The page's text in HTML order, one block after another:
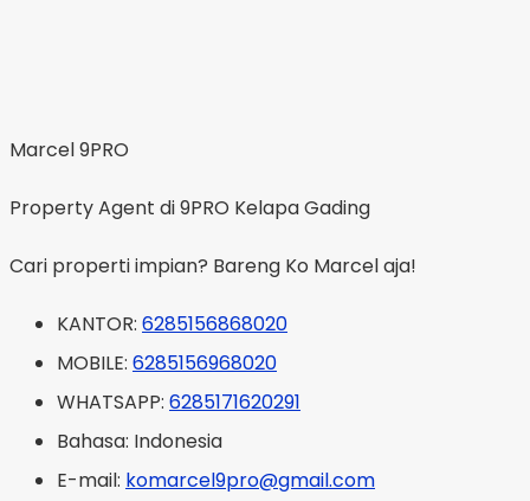
Marcel 9PRO
Property Agent di 9PRO Kelapa Gading
Cari properti impian? Bareng Ko Marcel aja!
KANTOR: 6285156868020
MOBILE: 6285156968020
WHATSAPP: 6285171620291
Bahasa: Indonesia
E-mail: komarcel9pro@gmail.com